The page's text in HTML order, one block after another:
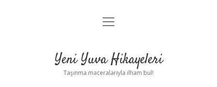
Anasayfa
Yasal Uyarı
menüyü
Yeni Yuva Hikayeleri
Taşınma maceralarıyla ilham bul!